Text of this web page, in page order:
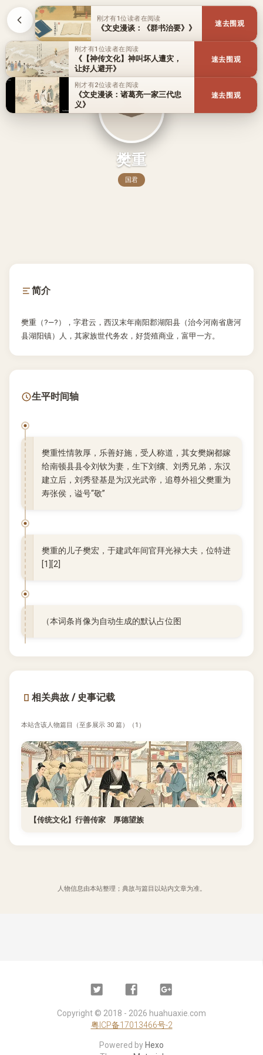
樊重
国君
简介
樊重（?—?），字君云，西汉末年南阳郡湖阳县（治今河南省唐河
县湖阳镇）人，其家族世代务农，好货殖商业，富甲一方。
生平时间轴
樊重性情敦厚，乐善好施，受人称道，其女樊娴都嫁
给南顿县县令刘钦为妻，生下刘𬙂、刘秀兄弟，东汉
建立后，刘秀登基是为汉光武帝，追尊外祖父樊重为
寿张侯，谥号“敬”
樊重的儿子樊宏，于建武年间官拜光禄大夫，位特进
[1][2]
（本词条肖像为自动生成的默认占位图
相关典故 / 史事记载
本站含该人物篇目（至多展示 30 篇）（1）
【传统文化】行善传家 厚德望族
人物信息由本站整理；典故与篇目以站内文章为准。
Twitter FacebookGoogle
Copyright © 2018 - 2026 huahuaxie.com
粤ICP备17013466号-2
Powered by Hexo
刚才有1位读者在阅读
《文史漫谈：《群书治要》》 速去围观
刚才有1位读者在阅读
《【神传文化】神叫坏人遭灾，
让好人避开》
速去围观
刚才有2位读者在阅读
《文史漫谈：诸葛亮一家三代忠
义》
速去围观